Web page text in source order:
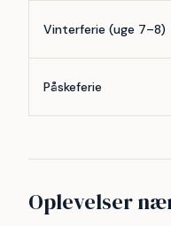
Vinterferie (uge 7–8)
Påskeferie
Oplevelser